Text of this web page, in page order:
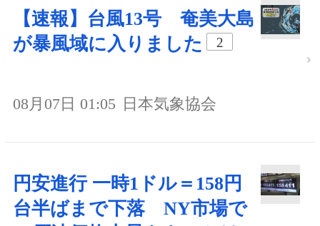
【速報】台風13号 奄美大島
が暴風域に入りました
2
08月07日 01:05 日本気象協会
円安進行 一時1ドル＝158円
台半ばまで下落 NY市場で